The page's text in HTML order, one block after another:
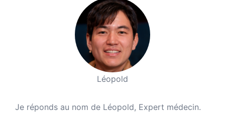
Léopold
Je réponds au nom de Léopold, Expert médecin.